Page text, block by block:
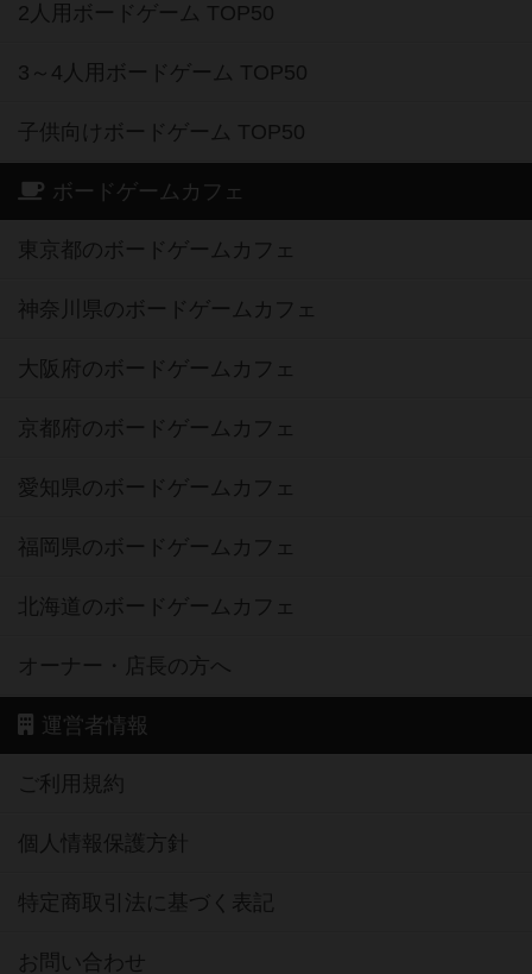
2人用ボードゲーム TOP50
3～4人用ボードゲーム TOP50
子供向けボードゲーム TOP50
ボードゲームカフェ
東京都のボードゲームカフェ
神奈川県のボードゲームカフェ
大阪府のボードゲームカフェ
京都府のボードゲームカフェ
愛知県のボードゲームカフェ
福岡県のボードゲームカフェ
北海道のボードゲームカフェ
オーナー・店長の方へ
運営者情報
ご利用規約
個人情報保護方針
特定商取引法に基づく表記
お問い合わせ